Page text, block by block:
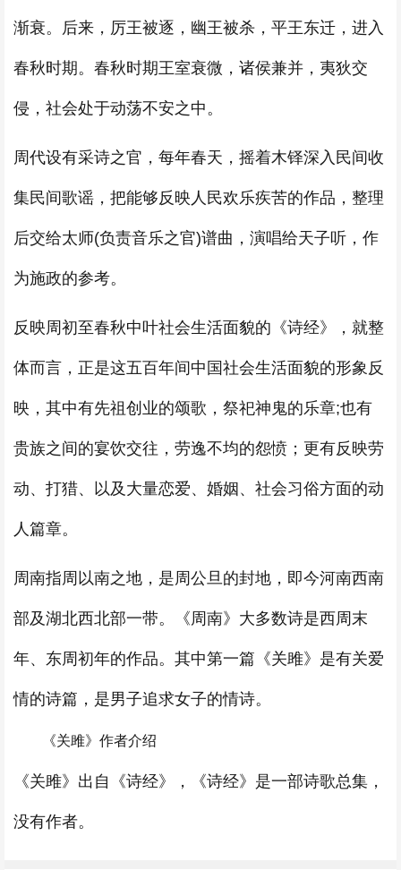
渐衰。后来，厉王被逐，幽王被杀，平王东迁，进入
春秋时期。春秋时期王室衰微，诸侯兼并，夷狄交
侵，社会处于动荡不安之中。
周代设有采诗之官，每年春天，摇着木铎深入民间收
集民间歌谣，把能够反映人民欢乐疾苦的作品，整理
后交给太师(负责音乐之官)谱曲，演唱给天子听，作
为施政的参考。
反映周初至春秋中叶社会生活面貌的《诗经》，就整
体而言，正是这五百年间中国社会生活面貌的形象反
映，其中有先祖创业的颂歌，祭祀神鬼的乐章;也有
贵族之间的宴饮交往，劳逸不均的怨愤；更有反映劳
动、打猎、以及大量恋爱、婚姻、社会习俗方面的动
人篇章。
周南指周以南之地，是周公旦的封地，即今河南西南
部及湖北西北部一带。《周南》大多数诗是西周末
年、东周初年的作品。其中第一篇《关雎》是有关爱
情的诗篇，是男子追求女子的情诗。
《关雎》作者介绍
《关雎》出自《诗经》，《诗经》是一部诗歌总集，
没有作者。